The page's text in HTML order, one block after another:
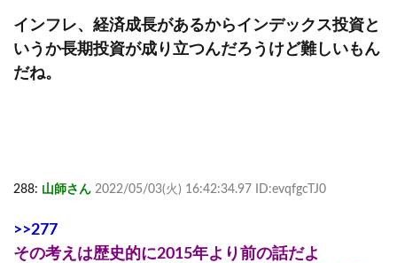
インフレ、経済成長があるからインデックス投資と
いうか長期投資が成り立つんだろうけど難しいもん
だね。
288: 山師さん 2022/05/03(火) 16:42:34.97 ID:evqfgcTJ0
>>277
その考えは歴史的に2015年より前の話だよ